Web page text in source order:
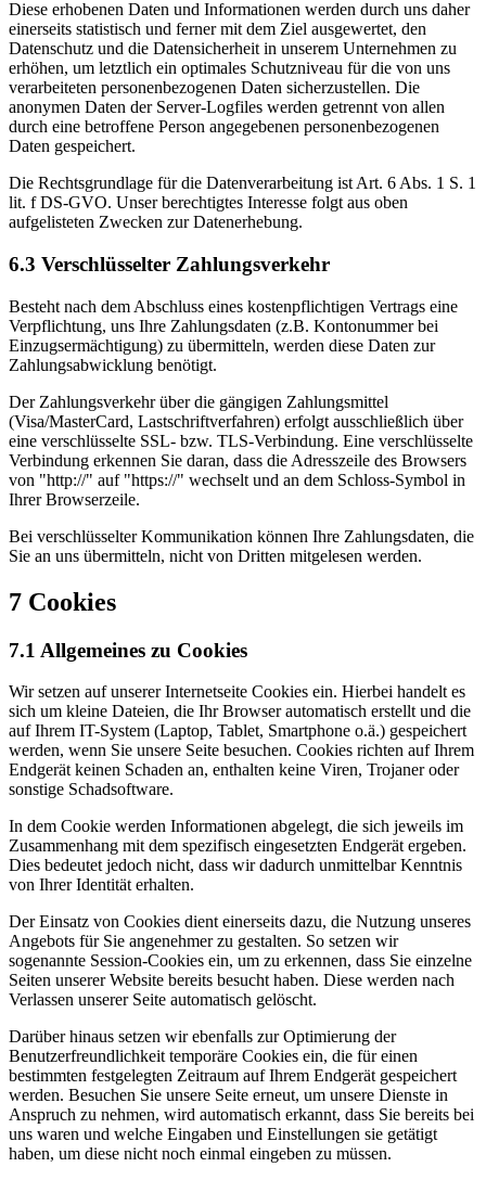
Diese erhobenen Daten und Informationen werden durch uns daher
einerseits statistisch und ferner mit dem Ziel ausgewertet, den
Datenschutz und die Datensicherheit in unserem Unternehmen zu
erhöhen, um letztlich ein optimales Schutzniveau für die von uns
verarbeiteten personenbezogenen Daten sicherzustellen. Die
anonymen Daten der Server-Logfiles werden getrennt von allen
durch eine betroffene Person angegebenen personenbezogenen
Daten gespeichert.
Die Rechtsgrundlage für die Datenverarbeitung ist Art. 6 Abs. 1 S. 1
lit. f DS-GVO. Unser berechtigtes Interesse folgt aus oben
aufgelisteten Zwecken zur Datenerhebung.
6.3 Verschlüsselter Zahlungsverkehr
Besteht nach dem Abschluss eines kostenpflichtigen Vertrags eine
Verpflichtung, uns Ihre Zahlungsdaten (z.B. Kontonummer bei
Einzugsermächtigung) zu übermitteln, werden diese Daten zur
Zahlungsabwicklung benötigt.
Der Zahlungsverkehr über die gängigen Zahlungsmittel
(Visa/MasterCard, Lastschriftverfahren) erfolgt ausschließlich über
eine verschlüsselte SSL- bzw. TLS-Verbindung. Eine verschlüsselte
Verbindung erkennen Sie daran, dass die Adresszeile des Browsers
von "http://" auf "https://" wechselt und an dem Schloss-Symbol in
Ihrer Browserzeile.
Bei verschlüsselter Kommunikation können Ihre Zahlungsdaten, die
Sie an uns übermitteln, nicht von Dritten mitgelesen werden.
7 Cookies
7.1 Allgemeines zu Cookies
Wir setzen auf unserer Internetseite Cookies ein. Hierbei handelt es
sich um kleine Dateien, die Ihr Browser automatisch erstellt und die
auf Ihrem IT-System (Laptop, Tablet, Smartphone o.ä.) gespeichert
werden, wenn Sie unsere Seite besuchen. Cookies richten auf Ihrem
Endgerät keinen Schaden an, enthalten keine Viren, Trojaner oder
sonstige Schadsoftware.
In dem Cookie werden Informationen abgelegt, die sich jeweils im
Zusammenhang mit dem spezifisch eingesetzten Endgerät ergeben.
Dies bedeutet jedoch nicht, dass wir dadurch unmittelbar Kenntnis
von Ihrer Identität erhalten.
Der Einsatz von Cookies dient einerseits dazu, die Nutzung unseres
Angebots für Sie angenehmer zu gestalten. So setzen wir
sogenannte Session-Cookies ein, um zu erkennen, dass Sie einzelne
Seiten unserer Website bereits besucht haben. Diese werden nach
Verlassen unserer Seite automatisch gelöscht.
Darüber hinaus setzen wir ebenfalls zur Optimierung der
Benutzerfreundlichkeit temporäre Cookies ein, die für einen
bestimmten festgelegten Zeitraum auf Ihrem Endgerät gespeichert
werden. Besuchen Sie unsere Seite erneut, um unsere Dienste in
Anspruch zu nehmen, wird automatisch erkannt, dass Sie bereits bei
uns waren und welche Eingaben und Einstellungen sie getätigt
haben, um diese nicht noch einmal eingeben zu müssen.